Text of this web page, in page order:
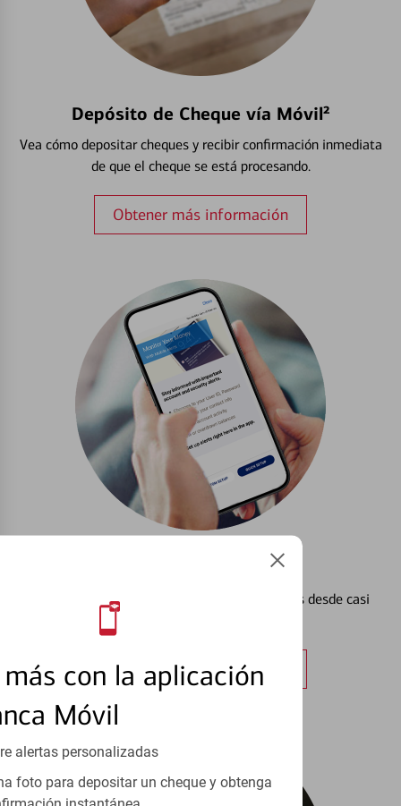
con la aplicación
Móvil
alertas personalizadas
foto para depositar un cheque y obtenga
Depósito de Cheque vía Móvil²
Vea cómo depositar cheques y recibir confirmación inmediata
de que el cheque se está procesando.
Obtener más información
Configurar Alertas³
Vea cómo mantener el control de sus finanzas desde casi
Obtener más información